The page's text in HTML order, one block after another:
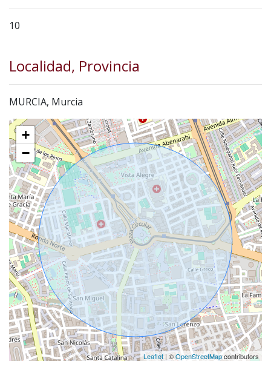
10
Localidad, Provincia
MURCIA, Murcia
+
−
Leaflet | ©OpenStreetMapcontributors